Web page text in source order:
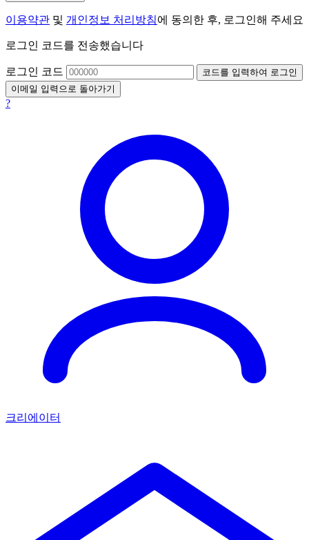
이용약관 및 개인정보 처리방침에 동의한 후, 로그인해 주세요
로그인 코드를 전송했습니다
로그인 코드
코드를 입력하여 로그인
이메일 입력으로 돌아가기
?
크리에이터